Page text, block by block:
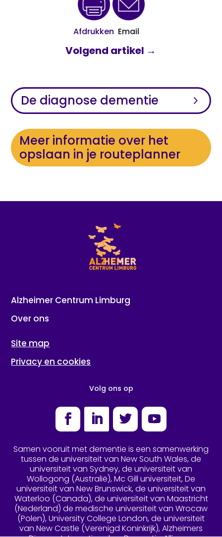
Afdrukken Email
Volgend artikel →
De diagnose dementie
Meer informatie over het
opslaan in je routeplanner
Alzheimer Centrum Limburg
Over ons
Site map
Privacy en cookies
Volg ons op
Samen vooruit met dementie is een samenwerking
tussen de universiteit van New South Wales, de
universiteit van Sydney, de universiteit van
Wollogong (Australië), Mc Gill universiteit, De
universiteit van New Brunswick, de universiteit van
Waterloo (Canada), de universiteit van Maastricht
(Nederland) de medische universiteit van Wrocaw
(Polen), University College London, de universiteit
van New Castle (Verenigd Koninkrijk), Alzheimers